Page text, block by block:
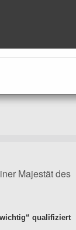
Majestät des
qualifiziert